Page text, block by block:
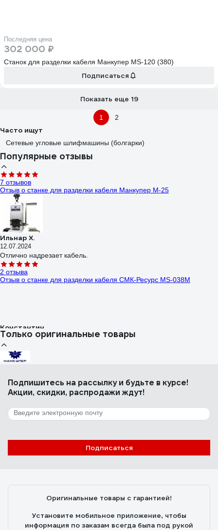
Последняя цена
302 000 ₽
Станок для разделки кабеля Манкупер MS-120 (380)
Подписаться
Показать еще 19
1 2
Часто ищут
Сетевые угловые шлифмашины (болгарки)
Популярные отзывы
7 отзывов
Отзыв о станке для разделки кабеля Манкупер M-25
Ильнар Х.
12.07.2024
Отлично надрезает кабель.
2 отзыва
Отзыв о станке для разделки кабеля СМК-Ресурс MS-038M
Константин
12.04.2022
Универсальная машина! Режет кабель отлично, еще и пресс есть
для мелочи. Плюс нет мороки с настройкой под разный диаметр
(ранее использовал ручной, там приходилось попотеть...)
4 отзыва
Отзыв о станке для разделки теплообменников Манкупер MRR-21
Все хорошо работает
Только оригинальные товары
Подпишитесь на рассылкуи будьте в курсе!
Акции, скидки, распродажи ждут!
Подписаться
Оригинальные товары с гарантией!
Установите мобильное приложение, чтобы
информация по заказам всегда была под рукой